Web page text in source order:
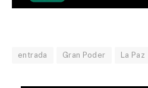
entrada Gran Poder La Paz